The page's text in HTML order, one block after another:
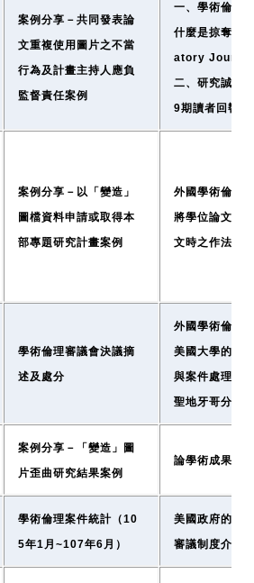
案例分享－共同發表論
文重複使用圖片之不當
行為及計畫主持人應負
監督責任案例
一、學術倫理
什麼是掠奪性
atory
二、研究誠信
9期讀者回響與
案例分享－以「變造」
圖檔資料申請或取得本
部專題研究計畫案例
外國學術倫理
將學位論文發
文時之作法
學術倫理審議會決議摘
述及處分
外國學術倫理
美國大學的學
與案件處理-以
聖地牙哥分校
案例分享－「變造」圖
片歪曲研究結果案例
論學術成果之
學術倫理案件統計（10
5年1月~107年6月）
美國政府的研
審議制度介紹